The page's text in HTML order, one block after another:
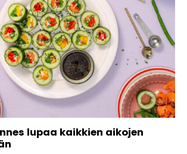
lupaa kaikkien aikojen